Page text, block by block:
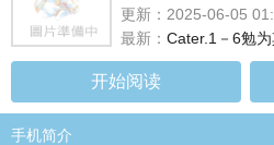
更新：2025-06-05
最新： Cater.1－6勉
开始阅读
手机简介